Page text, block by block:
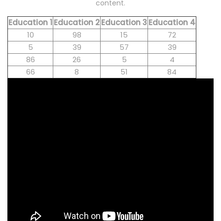
content.
Education 1Education 2Education 3Education 4
10
98 15
72
5
39 57
39
86
26 5
4
66
8 51 84